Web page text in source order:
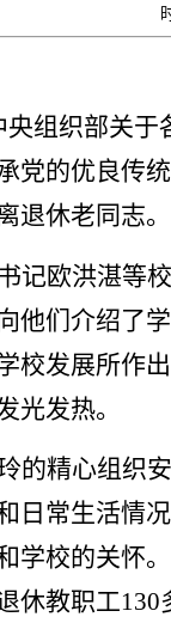
央组织部关
党的优良传
退休老同志。
记欧洪湛等校
他们介绍了
校发展所作
光发热。
的精心组织
日常生活情
学校的关怀
休教职工130